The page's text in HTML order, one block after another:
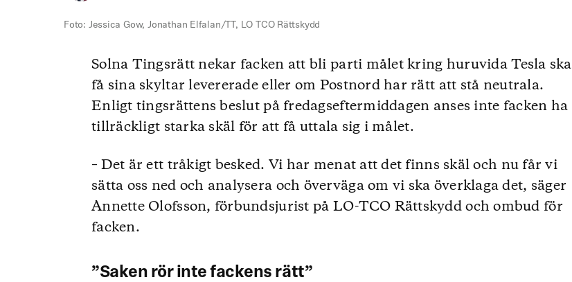
Foto: Jessica Gow, Jonathan Elfalan/TT, LO TCO Rättskydd
Solna Tingsrätt nekar facken att bli parti målet kring huruvida Tesla ska
få sina skyltar levererade eller om Postnord har rätt att stå neutrala.
Enligt tingsrättens beslut på fredagseftermiddagen anses inte facken ha
tillräckligt starka skäl för att få uttala sig i målet.
– Det är ett tråkigt besked. Vi har menat att det finns skäl och nu får vi
sätta oss ned och analysera och överväga om vi ska överklaga det, säger
Annette Olofsson, förbundsjurist på LO-TCO Rättskydd och ombud för
facken.
”Saken rör inte fackens rätt”